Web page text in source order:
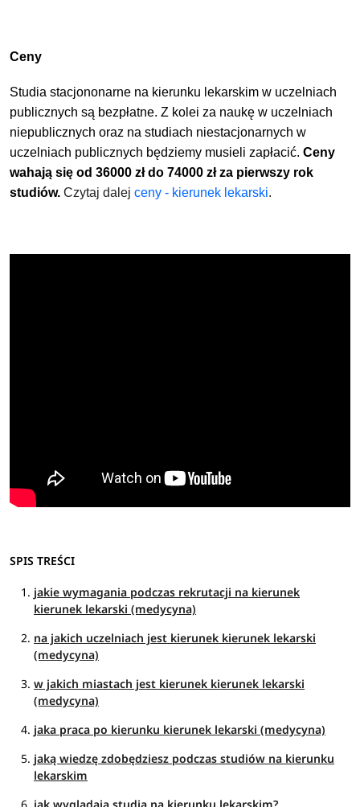
Ceny
Studia stacjononarne na kierunku lekarskim w uczelniach
publicznych są bezpłatne. Z kolei za naukę w uczelniach
niepublicznych oraz na studiach niestacjonarnych w
uczelniach publicznych będziemy musieli zapłacić.Ceny
wahają się od 36000 zł do 74000 zł za pierwszy rok
studiów.Czytaj dalejceny - kierunek lekarski.
SPIS TREŚCI
jakie wymagania podczas rekrutacji na kierunek
kierunek lekarski (medycyna)
na jakich uczelniach jest kierunek kierunek lekarski
(medycyna)
w jakich miastach jest kierunek kierunek lekarski
(medycyna)
jaka praca po kierunku kierunek lekarski (medycyna)
jaką wiedzę zdobędziesz podczas studiów na kierunku
lekarskim